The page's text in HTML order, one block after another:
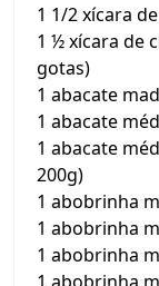
1 1/2 xícara
1 ½ xícara de
gotas)
1 abacate
1 abacate
1 abacate
200g)
1 abobrinha
1 abobrinha
1 abobrinha